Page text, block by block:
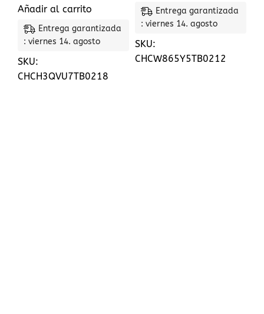
Añadir al carrito
Entrega garantizada
: viernes 14. agosto
SKU:
CHCH3QVU7TB0218
Entrega garantizada
: viernes 14. agosto
SKU:
CHCW865Y5TB0212